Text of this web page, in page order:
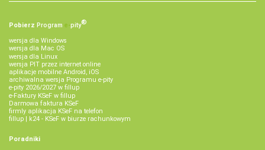
Pobierz Program e‑pity®
wersja dla Windows
wersja dla Mac OS
wersja dla Linux
wersja PIT przez internet online
aplikacje mobilne Android, iOS
archiwalna wersja Programu e-pity
e-pity 2026/2027 w fillup
e‑Faktury KSeF w fillup
Darmowa faktura KSeF
firmly aplikacja KSeF na telefon
fillup | k24 - KSeF w biurze rachunkowym
Poradniki